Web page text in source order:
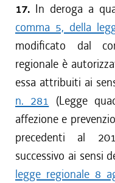
17. In deroga a
comma 5, della
modificato dal
regionale è
essa attribuiti ai
n. 281 (Legge
affezione e
precedenti al
successivo ai sensi
legge regionale 8